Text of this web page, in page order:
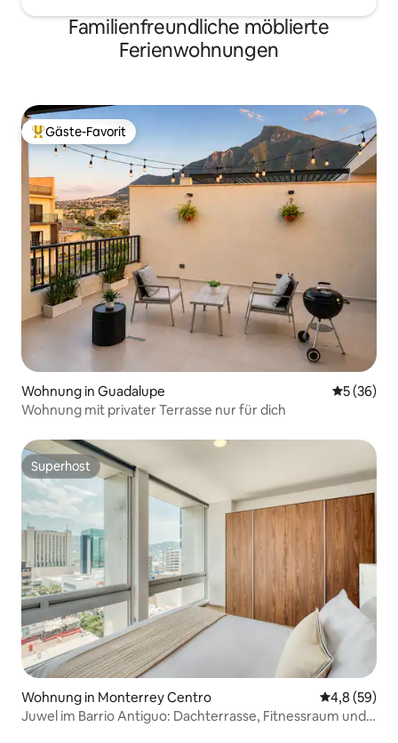
Familienfreundliche möblierte
Ferienwohnungen
Beliebter Gäste-Favorit.
Gäste-Favorit
Wohnung in Guadalupe
5 (36)
Wohnung mit privater Terrasse nur für dich
Superhost
Superhost
Wohnung in Monterrey Centro
4,8 (59)
Juwel im Barrio Antiguo: Dachterrasse, Fitnessraum und